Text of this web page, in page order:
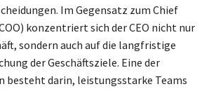
Im Gegensatz zum Chief
konzentriert sich der CEO nicht nur
sondern auch auf die langfristige
der Geschäftsziele. Eine der
besteht darin, leistungsstarke Teams